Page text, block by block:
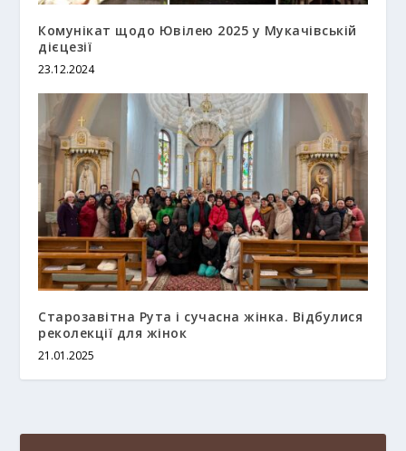
Комунікат щодо Ювілею 2025 у Мукачівській
дієцезії
23.12.2024
Старозавітна Рута і сучасна жінка. Відбулися
реколекції для жінок
21.01.2025